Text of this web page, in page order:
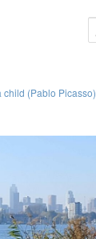
child (Pablo Picasso)